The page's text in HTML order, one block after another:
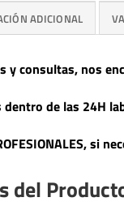
ADICIONAL
y consultas, nos
de las 24H
si
del